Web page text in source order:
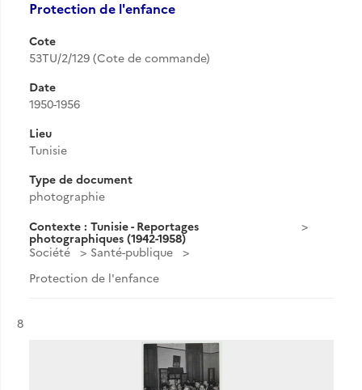
Protection de l'enfance
Cote
53TU/2/129 (Cote de commande)
Date
1950-1956
Lieu
Tunisie
Type de document
photographie
Contexte : Tunisie - Reportages
photographiques (1942-1958)
Société
Santé-publique
Protection de l'enfance
Résultat n°
8